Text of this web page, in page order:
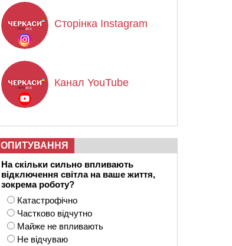
Сторінка Instagram
Канал YouTube
ОПИТУВАННЯ
На скільки сильно впливають
відключення світла на ваше життя,
зокрема роботу?
Катастрофічно
Частково відчутно
Майже не впливають
Не відчуваю